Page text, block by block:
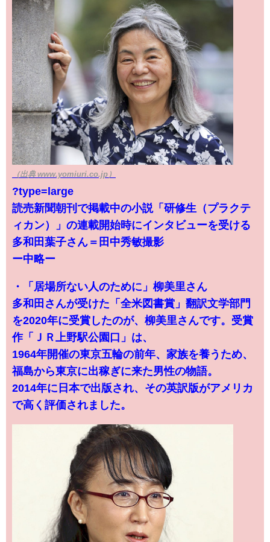
（出典 www.yomiuri.co.jp）
?type=large
読売新聞朝刊で掲載中の小説「研修生（プラクテ
ィカン）」の連載開始時にインタビューを受ける
多和田葉子さん＝田中秀敏撮影
ー中略ー
・「居場所ない人のために」柳美里さん
多和田さんが受けた「全米図書賞」翻訳文学部門
を2020年に受賞したのが、柳美里さんです。受賞
作「ＪＲ上野駅公園口」は、
1964年開催の東京五輪の前年、家族を養うため、
福島から東京に出稼ぎに来た男性の物語。
2014年に日本で出版され、その英訳版がアメリカ
で高く評価されました。